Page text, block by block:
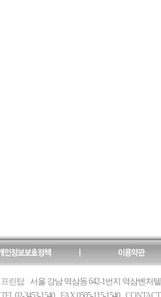
프린탑
서울 강남 역삼동 642-1번지 역삼벤처